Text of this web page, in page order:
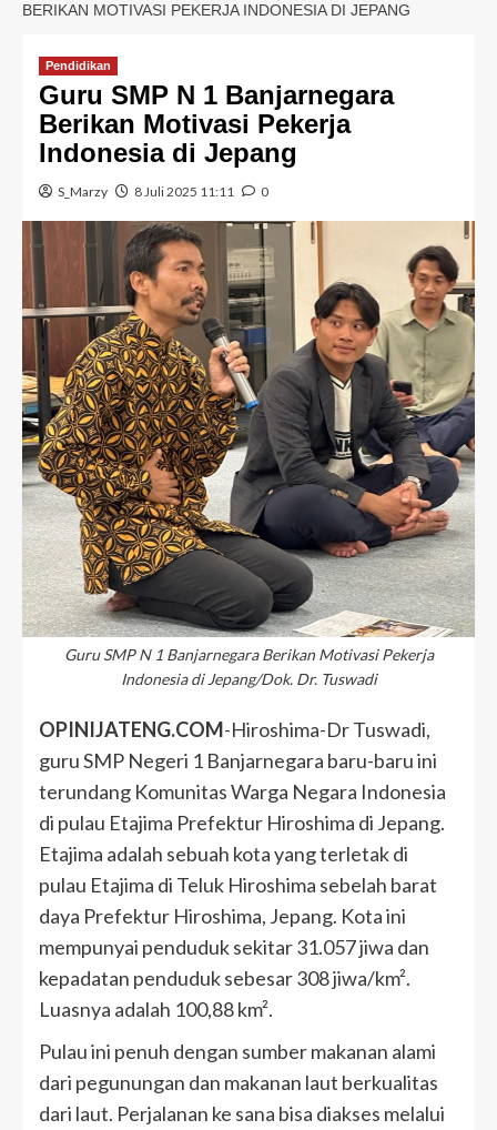
BERIKAN MOTIVASI PEKERJA INDONESIA DI JEPANG
Pendidikan
Guru SMP N 1 Banjarnegara
Berikan Motivasi Pekerja
Indonesia di Jepang
S_Marzy 8 Juli 2025 11:11 0
Guru SMP N 1 Banjarnegara Berikan Motivasi Pekerja
Indonesia di Jepang/Dok. Dr. Tuswadi
OPINIJATENG.COM-Hiroshima-Dr Tuswadi,
guru SMP Negeri 1 Banjarnegara baru-baru ini
terundang Komunitas Warga Negara Indonesia
di pulau Etajima Prefektur Hiroshima di Jepang.
Etajima adalah sebuah kota yang terletak di
pulau Etajima di Teluk Hiroshima sebelah barat
daya Prefektur Hiroshima, Jepang. Kota ini
mempunyai penduduk sekitar 31.057 jiwa dan
kepadatan penduduk sebesar 308 jiwa/km².
Luasnya adalah 100,88 km².
Pulau ini penuh dengan sumber makanan alami
dari pegunungan dan makanan laut berkualitas
dari laut. Perjalanan ke sana bisa diakses melalui